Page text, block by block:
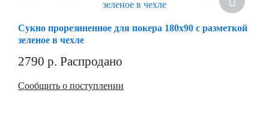
Сукно прорезиненное для покера 180х90 с разметкой
зеленое в чехле
2790 р. Распродано
Сообщить о поступлении